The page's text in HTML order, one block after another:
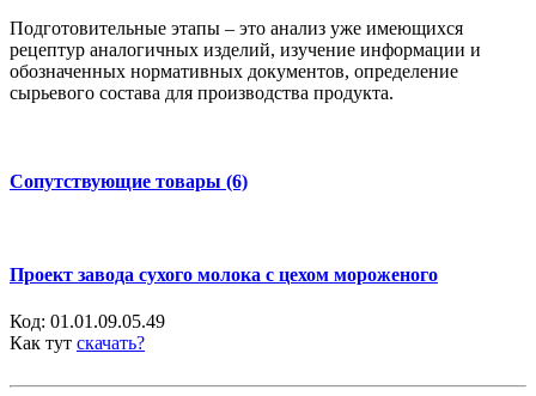
Подготовительные этапы – это анализ уже имеющихся
рецептур аналогичных изделий, изучение информации и
обозначенных нормативных документов, определение
сырьевого состава для производства продукта.
Сопутствующие товары (6)
Проект завода сухого молока с цехом мороженого
Код: 01.01.09.05.49
Как тут скачать?